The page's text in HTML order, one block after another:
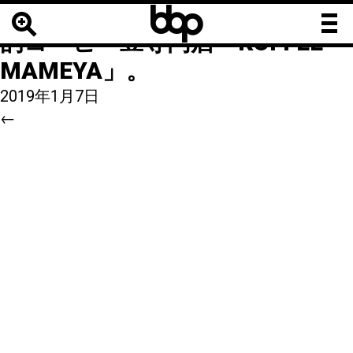
bbb
5| ←
【有名店】裏原宿の隠れ家
的コーヒー豆専門店「KOFFEE
MAMEYA」。
2019年1月7日
←